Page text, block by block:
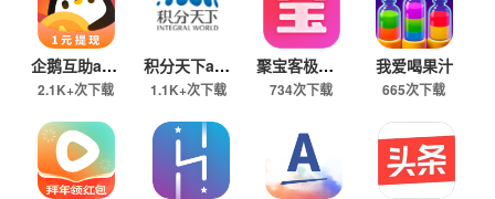
企鹅互助app
2.1K+次下载
积分天下app
1.1K+次下载
聚宝客极速版
734次下载
我爱喝果汁
665次下载